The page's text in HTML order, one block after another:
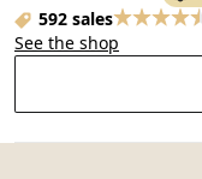
592 sales
See the shop